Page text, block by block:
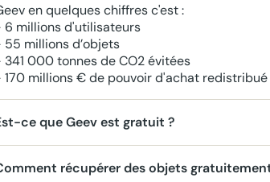
en quelques chiffres c'est :
6 millions d'utilisateurs
55 millions d’objets
341 000 tonnes de CO2 évitées
170 millions € de pouvoir d'achat redistribué
ce que Geev est gratuit ?
récupérer des objets